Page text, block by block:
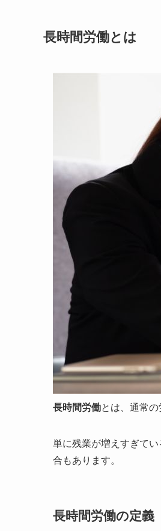
長時間労働とは
長時間労働とは、通常
単に残業が増えすぎて
合もあります。
長時間労働の定義